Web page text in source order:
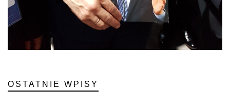
OSTATNIE WPISY